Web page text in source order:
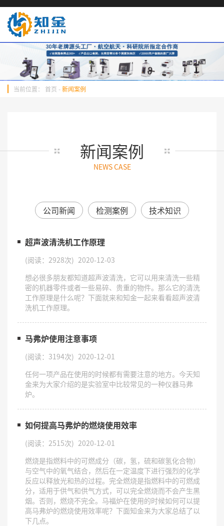
当前位置： 首页 -新闻案例
新闻案例
NEWS CASE
公司新闻 检测案例 技术知识
超声波清洗机工作原理
(阅读：2928次) 2020-12-03
​想必很多朋友都知道超声波清洗，它可以用来清洗一些精
密的机器零件或者一些易碎、贵重的物件。那么它的清洗
工作原理是什么呢？下面就来和知金一起来看看超声波清
洗机工作原理。
马弗炉使用注意事项
(阅读：3194次) 2020-12-01
​任何一项产品在使用的时候都有需要注意的地方。今天知
金来为大家介绍的是实验室中比较常见的一种仪器马弗
炉。
如何提高马弗炉的燃烧使用效率
(阅读：2515次) 2020-12-01
​燃烧是指燃料中的可燃成分（碳，氢，硫和碳氢化合物）
与空气中的氧气结合，然后在一定温度下进行强烈的化学
反应以释放光和热的过程。完全燃烧是指燃料中的可燃成
分，适用于供气和供气方式，可以完全燃烧而不会产生黑
烟。否则，燃烧不完全。马福炉在使用的时候如何可以提
高马弗炉的燃烧使用效率呢？下面知金来为大家总结了以
下几点。